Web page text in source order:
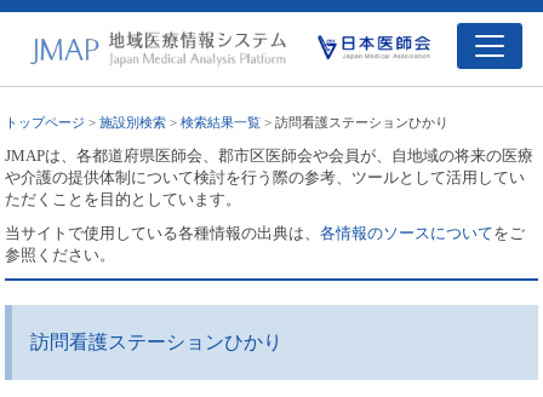
トップページ >施設別検索 >検索結果一覧 > 訪問看護ステーションひかり
JMAPは、各都道府県医師会、郡市区医師会や会員が、自地域の将来の医療
や介護の提供体制について検討を行う際の参考、ツールとして活用してい
ただくことを目的としています。
当サイトで使用している各種情報の出典は、各情報のソースについてをご
参照ください。
訪問看護ステーションひかり